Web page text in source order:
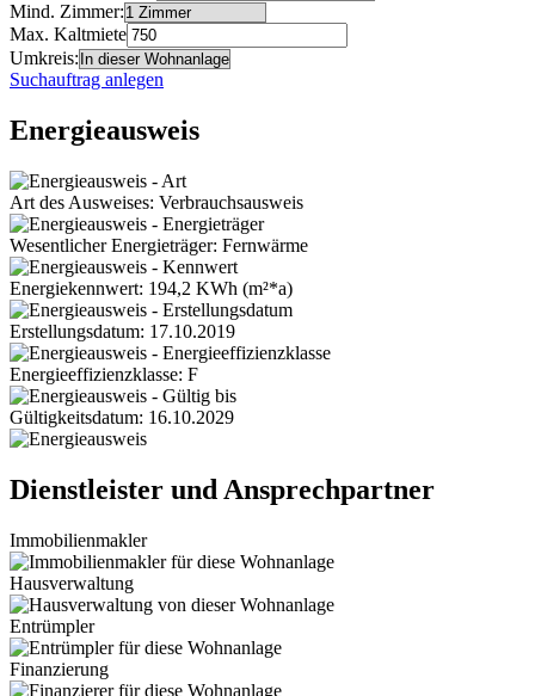
Mind. Zimmer:
Max. Kaltmiete
Umkreis:
Suchauftrag anlegen
Energieausweis
Art des Ausweises: Verbrauchsausweis
Wesentlicher Energieträger: Fernwärme
Energiekennwert: 194,2 KWh (m²*a)
Erstellungsdatum: 17.10.2019
Energieeffizienzklasse: F
Gültigkeitsdatum: 16.10.2029
Dienstleister und Ansprechpartner
Immobilienmakler
Hausverwaltung
Entrümpler
Finanzierung